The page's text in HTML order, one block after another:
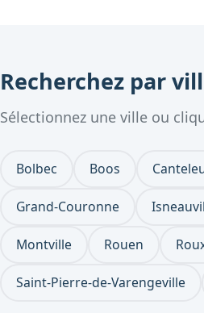
Recherchez par
Sélectionnez une ville ou
Bolbec Boos
Grand-Couronne
Montville Rouen
Saint-Pierre-de-Varengeville